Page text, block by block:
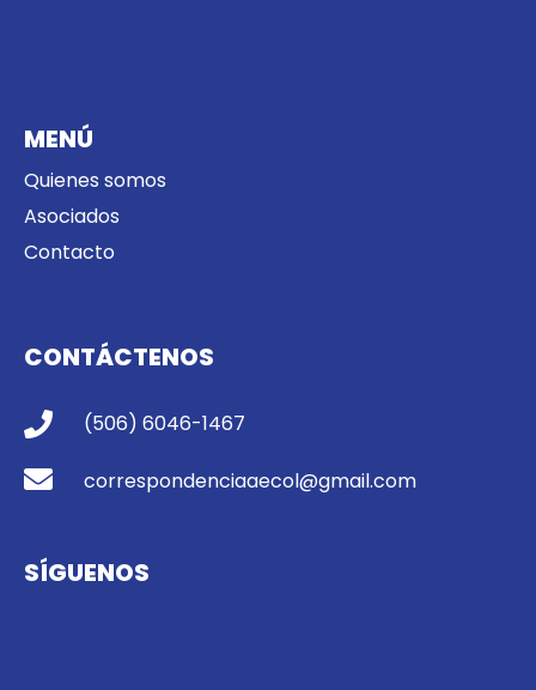
MENÚ
Quienes somos
Asociados
Contacto
CONTÁCTENOS
(506) 6046-1467
correspondenciaaecol@gmail.com
SÍGUENOS